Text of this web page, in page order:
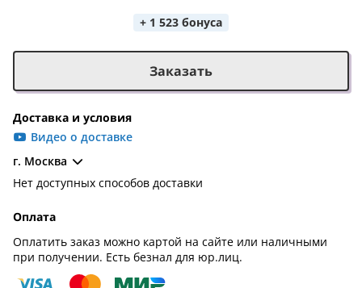
+ 1 523 бонуса
Заказать
Доставка и условия
Видео о доставке
г. Москва
Нет доступных способов доставки
Оплата
Оплатить заказ можно картой на сайте или наличными
при получении. Есть безнал для юр.лиц.